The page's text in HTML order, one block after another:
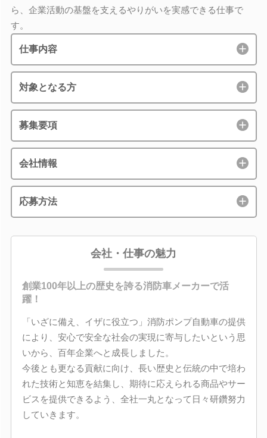
ら、企業活動の基盤を支えるやりがいを実感できる仕事で
す。
仕事内容
対象となる方
募集要項
会社情報
応募方法
会社・仕事の魅力
創業100年以上の歴史を誇る消防車メーカーで活
躍！
「いざに備え、イザに役立つ」消防ポンプ自動車の提供
により、安心で安全な社会の実現に寄与したいという思
いから、百年企業へと成長しました。
今後とも更なる貢献に向け、長い歴史と伝統の中で培わ
れた技術と知恵を結集し、期待に応えられる商品やサー
ビスを提供できるよう、全社一丸となって日々研鑽努力
していきます。